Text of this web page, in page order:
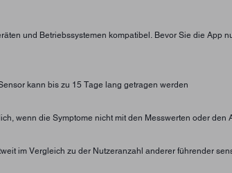
und Betriebssystemen kompatibel. Bevor Sie die App
kann bis zu 15 Tage lang getragen werden
wenn die Symptome nicht mit den Messwerten oder den
im Vergleich zu der Nutzeranzahl anderer führender